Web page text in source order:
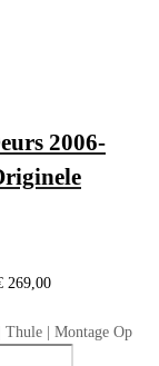
2006-
269,00
Thule | Montage Op